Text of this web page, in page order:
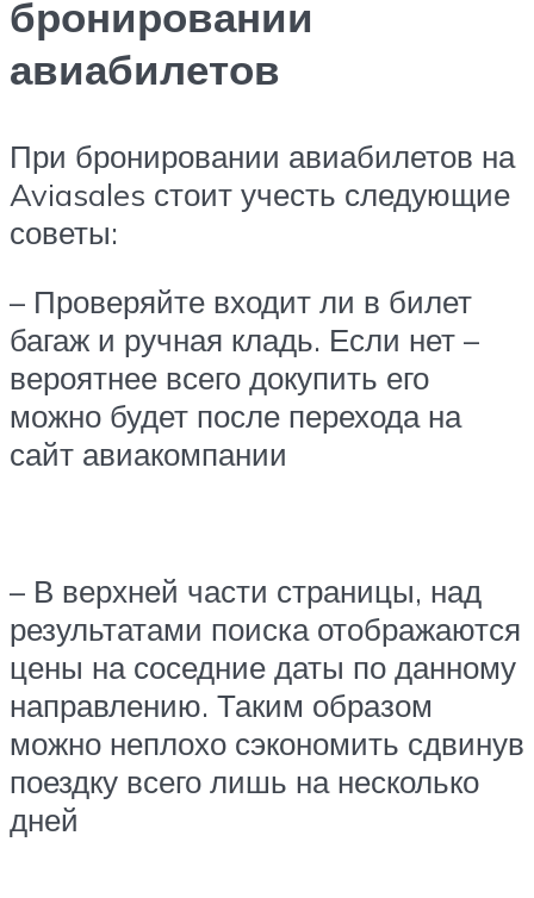
бронировании
авиабилетов
При бронировании авиабилетов на
Aviasales стоит учесть следующие
советы:
– Проверяйте входит ли в билет
багаж и ручная кладь. Если нет –
вероятнее всего докупить его
можно будет после перехода на
сайт авиакомпании
– В верхней части страницы, над
результатами поиска отображаются
цены на соседние даты по данному
направлению. Таким образом
можно неплохо сэкономить сдвинув
поездку всего лишь на несколько
дней